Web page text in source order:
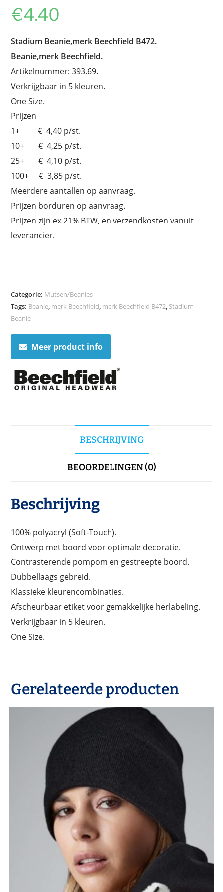
€4.40
Stadium Beanie,merk Beechfield B472.
Beanie,merk Beechfield.
Artikelnummer: 393.69.
Verkrijgbaar in 5 kleuren.
One Size.
Prijzen
1+ € 4,40 p/st.
10+ € 4,25 p/st.
25+ € 4,10 p/st.
100+ € 3,85 p/st.
Meerdere aantallen op aanvraag.
Prijzen borduren op aanvraag.
Prijzen zijn ex.21% BTW, en verzendkosten vanuit
leverancier.
Categorie: Mutsen/Beanies
Tags: Beanie, merk Beechfield, merk Beechfield B472, Stadium
Beanie
Meer product info
BESCHRIJVING
BEOORDELINGEN (0)
Beschrijving
100% polyacryl (Soft-Touch).
Ontwerp met boord voor optimale decoratie.
Contrasterende pompom en gestreepte boord.
Dubbellaags gebreid.
Klassieke kleurencombinaties.
Afscheurbaar etiket voor gemakkelijke herlabeling.
Verkrijgbaar in 5 kleuren.
One Size.
Gerelateerde producten